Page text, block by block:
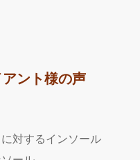
ント様の声
対するインソール